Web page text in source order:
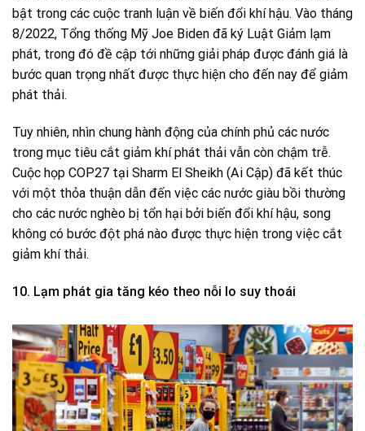
bật trong các cuộc tranh luận về biến đổi khí hậu. Vào tháng
8/2022, Tổng thống Mỹ Joe Biden đã ký Luật Giảm lạm
phát, trong đó đề cập tới những giải pháp được đánh giá là
bước quan trọng nhất được thực hiện cho đến nay để giảm
phát thải.
Tuy nhiên, nhìn chung hành động của chính phủ các nước
trong mục tiêu cắt giảm khí phát thải vẫn còn chậm trễ.
Cuộc họp COP27 tại Sharm El Sheikh (Ai Cập) đã kết thúc
với một thỏa thuận dẫn đến việc các nước giàu bồi thường
cho các nước nghèo bị tổn hại bởi biến đổi khí hậu, song
không có bước đột phá nào được thực hiện trong việc cắt
giảm khí thải.
10. Lạm phát gia tăng kéo theo nỗi lo suy thoái